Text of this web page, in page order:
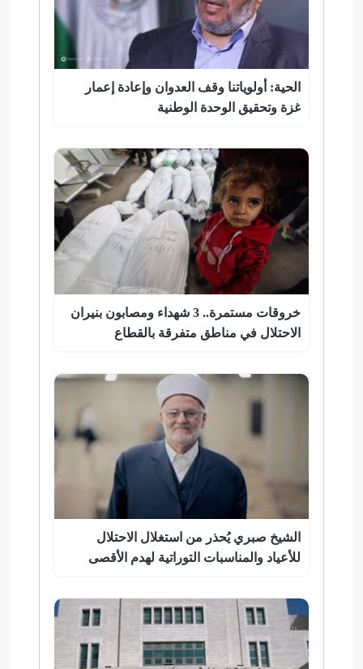
الحية: أولوياتنا وقف العدوان وإعادة إعمار
غزة وتحقيق الوحدة الوطنية
خروقات مستمرة.. 3 شهداء ومصابون بنيران
الاحتلال في مناطق متفرقة بالقطاع
الشيخ صبري يُحذر من استغلال الاحتلال
للأعياد والمناسبات التوراتية لهدم الأقصى